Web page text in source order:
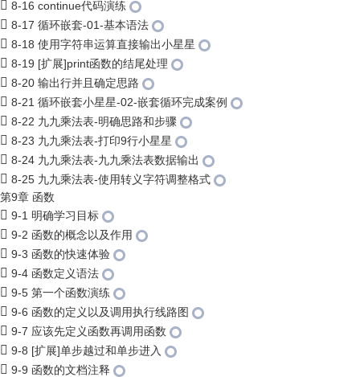
8-16 continue代码演练
8-17 循环嵌套-01-基本语法
8-18 使用字符串运算直接输出小星星
8-19 [扩展]print函数的结尾处理
8-20 输出行并且确定思路
8-21 循环嵌套小星星-02-嵌套循环完成案例
8-22 九九乘法表-明确思路和步骤
8-23 九九乘法表-打印9行小星星
8-24 九九乘法表-九九乘法表数据输出
8-25 九九乘法表-使用转义字符调整格式
第9章 函数
9-1 明确学习目标
9-2 函数的概念以及作用
9-3 函数的快速体验
9-4 函数定义语法
9-5 第一个函数演练
9-6 函数的定义以及调用执行线路图
9-7 应该先定义函数再调用函数
9-8 [扩展]单步越过和单步进入
9-9 函数的文档注释